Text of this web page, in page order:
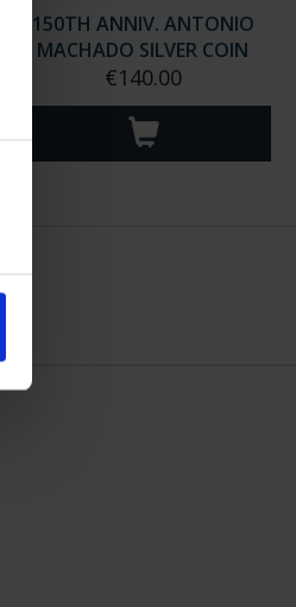
150TH ANNIV. ANTONIO
MACHADO SILVER COIN
€140.00